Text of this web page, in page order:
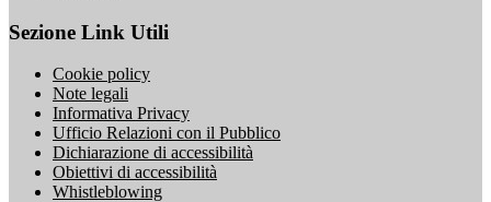
Sezione Link Utili
Cookie policy
Note legali
Informativa Privacy
Ufficio Relazioni con il Pubblico
Dichiarazione di accessibilità
Obiettivi di accessibilità
Whistleblowing